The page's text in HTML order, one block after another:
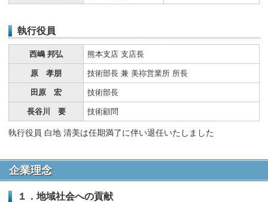
執行役員
西嶋 邦弘 熊本支店 支店長
原 孝朋 技術部長 兼 美祢営業所 所長
田原 宏 技術部長
長谷川 要 技術顧問
執行役員 白地 清美は任期満了に伴い退任いたしました
企業理念
１．地域社会への貢献